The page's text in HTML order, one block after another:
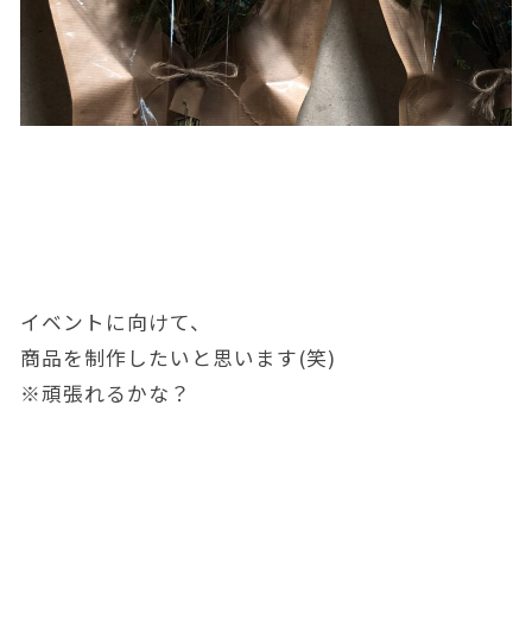
イベントに向けて、
商品を制作したいと思います(笑)
※頑張れるかな？